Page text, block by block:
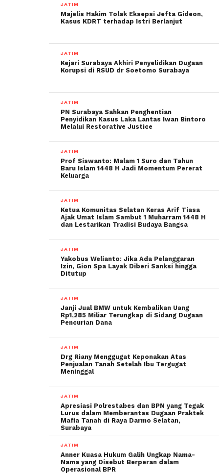
JATIM
Majelis Hakim Tolak Eksepsi Jefta Gideon,
Kasus KDRT terhadap Istri Berlanjut
JATIM
Kejari Surabaya Akhiri Penyelidikan Dugaan
Korupsi di RSUD dr Soetomo Surabaya
JATIM
PN Surabaya Sahkan Penghentian
Penyidikan Kasus Laka Lantas Iwan Bintoro
Melalui Restorative Justice
JATIM
Prof Siswanto: Malam 1 Suro dan Tahun
Baru Islam 1448 H Jadi Momentum Pererat
Keluarga
JATIM
Ketua Komunitas Selatan Keras Arif Tiasa
Ajak Umat Islam Sambut 1 Muharram 1448 H
dan Lestarikan Tradisi Budaya Bangsa
JATIM
Yakobus Welianto: Jika Ada Pelanggaran
Izin, Gion Spa Layak Diberi Sanksi hingga
Ditutup
JATIM
Janji Jual BMW untuk Kembalikan Uang
Rp1,285 Miliar Terungkap di Sidang Dugaan
Pencurian Dana
JATIM
Drg Riany Menggugat Keponakan Atas
Penjualan Tanah Setelah Ibu Tergugat
Meninggal
JATIM
Apresiasi Polrestabes dan BPN yang Tegak
Lurus dalam Memberantas Dugaan Praktek
Mafia Tanah di Raya Darmo Selatan,
Surabaya
JATIM
Anner Kuasa Hukum Galih Ungkap Nama-
Nama yang Disebut Berperan dalam
Operasional BPR